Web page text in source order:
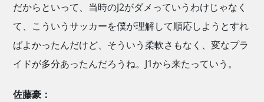
だからといって、当時のJ2がダメっていうわけじゃなく
て、こういうサッカーを僕が理解して順応しようとすれ
ばよかったんだけど、そういう柔軟さもなく、変なプラ
イドが多分あったんだろうね。J1から来たっていう。
佐藤豪：